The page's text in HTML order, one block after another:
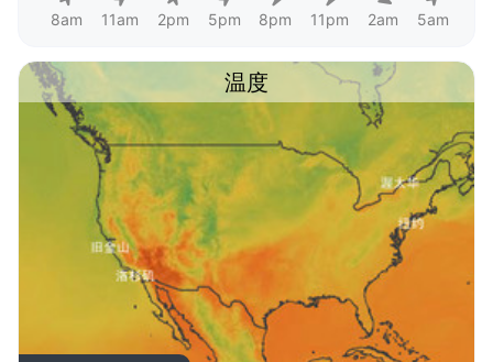
8am 11am 2pm 5pm 8pm 11pm 2am 5am
温度